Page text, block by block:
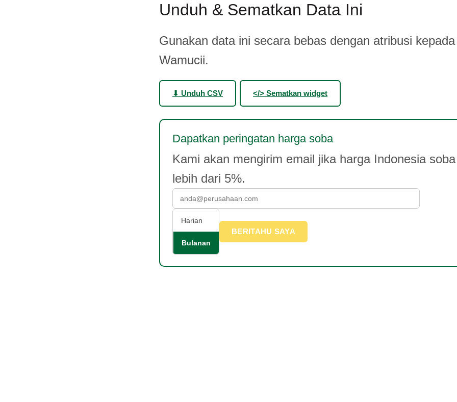
Unduh & Sematkan Data Ini
Gunakan data ini secara bebas dengan atribusi
Wamucii.
⬇ Unduh CSV </> Sematkan widget
Dapatkan peringatan harga soba
Kami akan mengirim email jika harga Indonesia
lebih dari 5%.
Harian
Bulanan
BERITAHU SAYA